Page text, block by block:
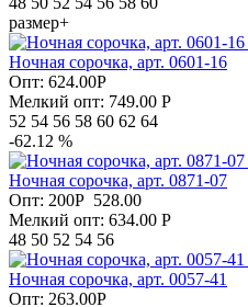
размер+
Ночная сорочка, арт. 0601-16
Опт: 624.00Р
Мелкий опт: 749.00 Р
52 54 56 58 60 62 64
-62.12 %
Ночная сорочка, арт. 0871-07
Опт: 200Р 528.00
Мелкий опт: 634.00 Р
48 50 52 54 56
Ночная сорочка, арт. 0057-41
Опт: 263.00Р